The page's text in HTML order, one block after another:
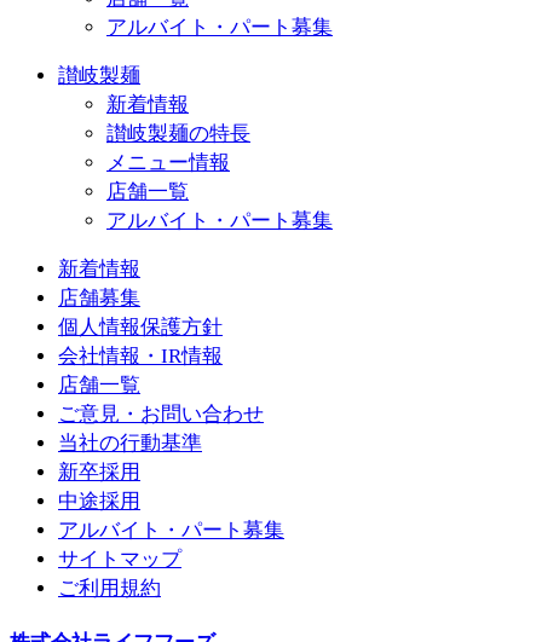
アルバイト・パート募集
讃岐製麺
新着情報
讃岐製麺の特長
メニュー情報
店舗一覧
アルバイト・パート募集
新着情報
店舗募集
個人情報保護方針
会社情報・IR情報
店舗一覧
ご意見・お問い合わせ
当社の行動基準
新卒採用
中途採用
アルバイト・パート募集
サイトマップ
ご利用規約